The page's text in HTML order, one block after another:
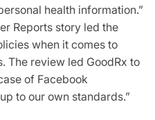
health information.”
Reports story led the
when it comes to
The review led GoodRx to
of Facebook
to our own standards.”